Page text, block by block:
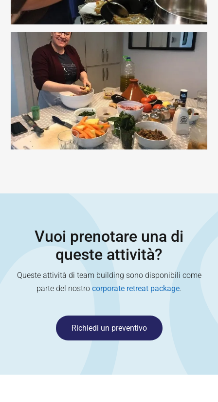
Vuoi prenotare una di
queste attività?
Queste attività di team building sono disponibili come
parte del nostro corporate retreat package.
Richiedi un preventivo